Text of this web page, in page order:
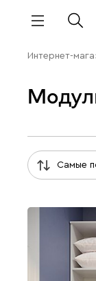
Интернет-
Самые